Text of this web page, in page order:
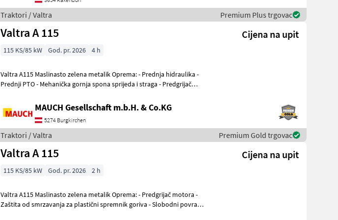
Traktori / Valtra Premium Plus trgovac
Valtra A 115 Cijena na upit
115 KS/85 kW God. pr. 2026 4 h
Valtra A115 Maslinasto zelena metalik Oprema: - Prednja hidraulika -
Prednji PTO - Mehanička gornja spona sprijeda i straga - Predgrijač
MAUCH Gesellschaft m.b.H. & Co.KG
5274 Burgkirchen
Traktori / Valtra Premium Gold trgovac
Valtra A 115 Cijena na upit
115 KS/85 kW God. pr. 2026 2 h
Valtra A115 Maslinasto zelena metalik Oprema: - Predgrijač motora -
Zaštita od smrzavanja za plastični spremnik goriva - Slobodni povratni